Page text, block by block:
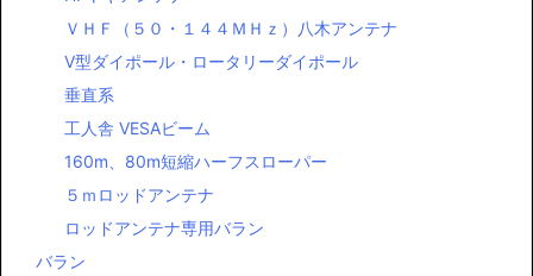
ＶＨＦ（５０・１４４ＭＨｚ）八木アンテナ
Ⅴ型ダイポール・ロータリーダイポール
垂直系
工人舎 VESAビーム
160m、80m短縮ハーフスローパー
５ｍロッドアンテナ
ロッドアンテナ専用バラン
バラン